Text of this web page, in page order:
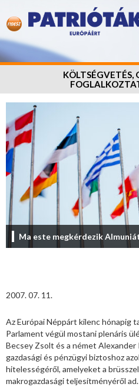
KÖLTSÉGVETÉS,
Ma este megkérdezik
2007. 07. 11.
Az Európai Néppárt kilenc hónapig
Parlament végül mostani plenáris
Becsey Zsolt és a német Alexander
gazdasági és pénzügyi biztoshoz
hitelességéről, amelyeket a
makrogazdasági teljesítményéről ad.